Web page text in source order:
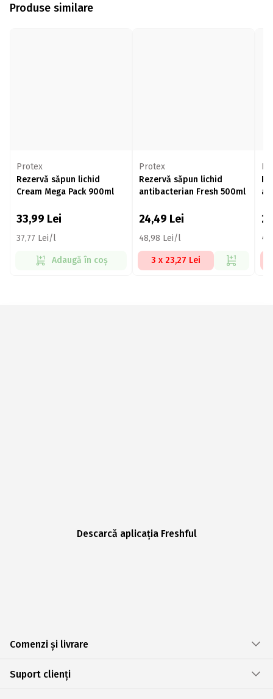
Produse similare
Protex
Rezervă săpun lichid
Cream Mega Pack 900ml
33,99 Lei
37,77 Lei/l
Adaugă în coș
Protex
Rezervă săpun lichid
antibacterian Fresh 500ml
24,49 Lei
48,98 Lei/l
3 x 23,27 Lei
Descarcă aplicația Freshful
Comenzi și livrare
Suport clienți